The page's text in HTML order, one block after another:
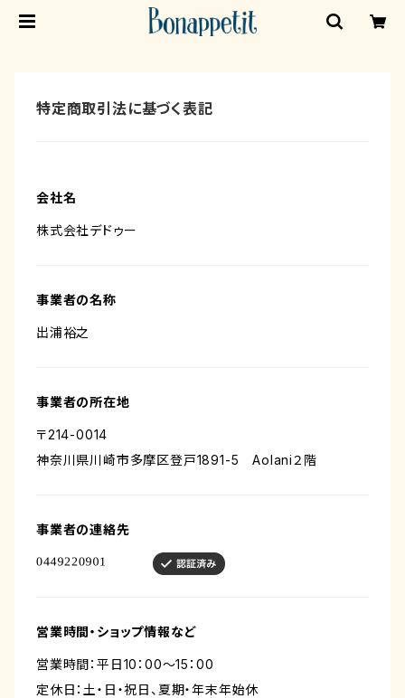
特定商取引法に基づく表記
会社名
株式会社デドゥー
事業者の名称
出浦裕之
事業者の所在地
〒214-0014
神奈川県川崎市多摩区登戸1891-5 Aolani２階
事業者の連絡先
営業時間・ショップ情報など
営業時間：平日10：00～15：00
定休日：土・日・祝日、夏期・年末年始休